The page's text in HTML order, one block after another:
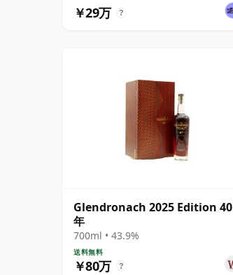
￥29万 ?
Glendronach 2025 Edition 40
年
700ml • 43.9%
送料無料
￥80万 ?